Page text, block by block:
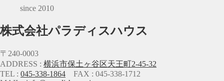
since 2010
株式会社パラディスハウス
〒240-0003
ADDRESS : 横浜市保土ヶ谷区天王町2-45-32
TEL : 045-338-1864 FAX : 045-338-1712